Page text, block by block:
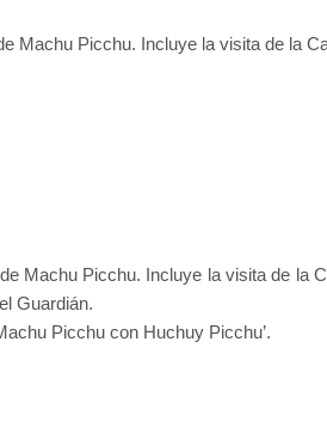
Machu Picchu. Incluye la visita de la
Machu Picchu. Incluye la visita de la
Guardián.
Picchu con Huchuy Picchu’.